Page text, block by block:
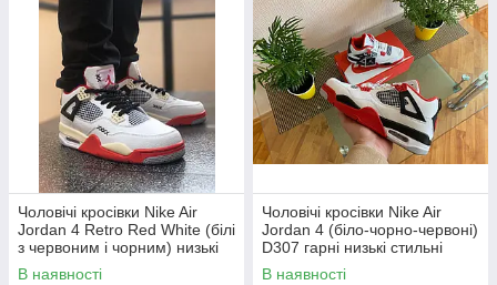
Чоловічі кросівки Nike Air
Jordan 4 Retro Red White (білі
з червоним і чорним) низькі
демі кроси PD7361 топ
В наявності
Чоловічі кросівки Nike Air
Jordan 4 (біло-чорно-червоні)
D307 гарні низькі стильні
кроси топ
В наявності